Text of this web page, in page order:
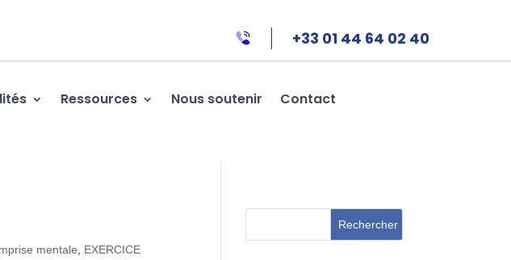
+33 01 44 64 02 40
Ressources Nous soutenir Contact
mentale
EXERCICE